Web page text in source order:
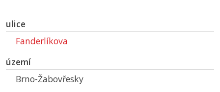
ulice
Fanderlíkova
území
Brno-Žabovřesky